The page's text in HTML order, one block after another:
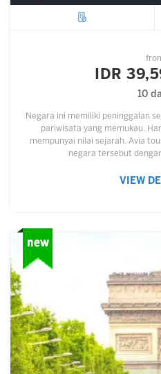
IDR
10
Negara ini memiliki peninggalan
pariwisata yang memukau.
mempunyai nilai sejarah. Avia
negara tersebut
VIEW